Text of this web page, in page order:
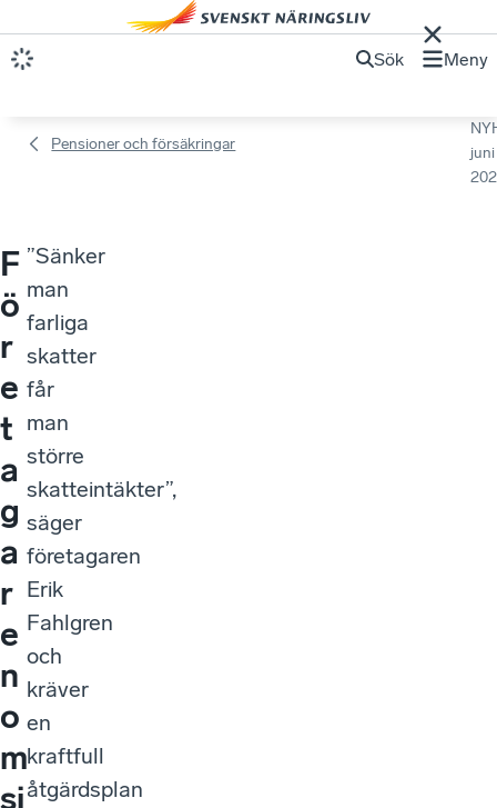
Sök Meny
Pensioner och försäkringar
juni
F
ö
r
e
t
a
g
a
r
e
n
o
m
si
”Sänker
man
farliga
skatter
får
man
större
skatteintäkter”,
säger
företagaren
Erik
Fahlgren
och
kräver
en
kraftfull
åtgärdsplan